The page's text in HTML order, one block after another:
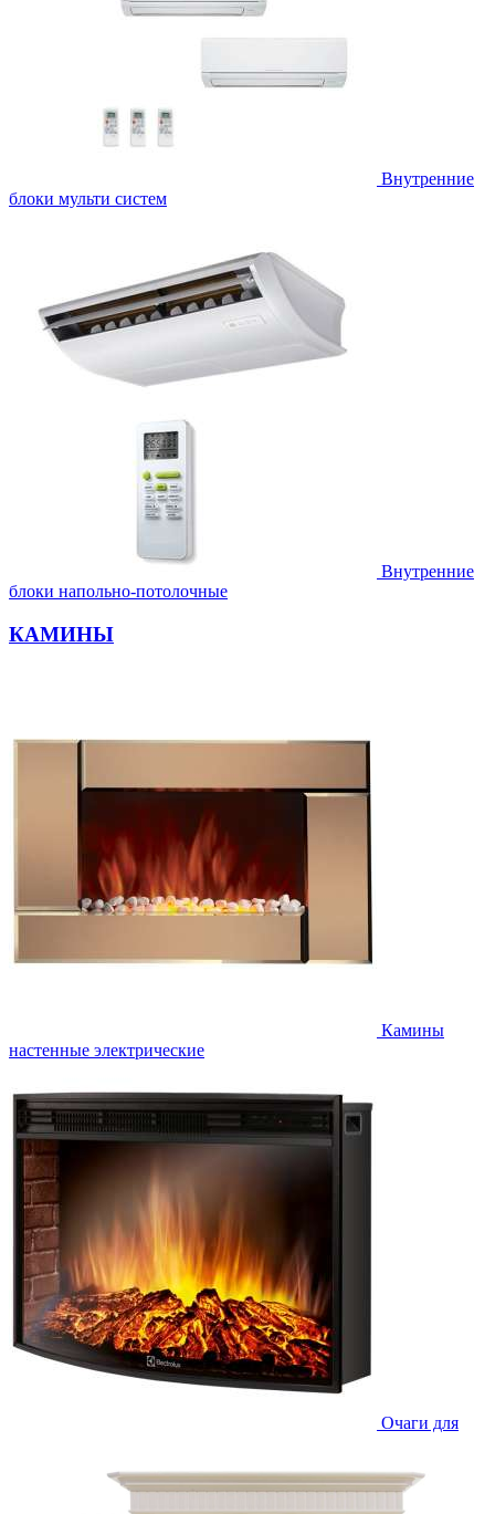
Внутренние
блоки мульти систем
Внутренние
блоки напольно-потолочные
КАМИНЫ
Камины
настенные электрические
Очаги для